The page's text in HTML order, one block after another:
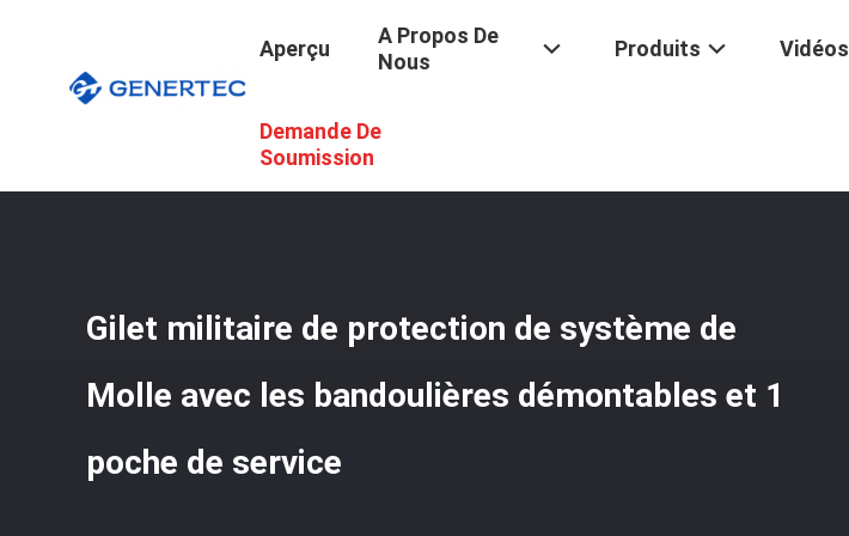
Aperçu
A Propos De
Nous
Produits Vidéos
Demande De
Soumission
Gilet Tactique De Combat
Gilet militaire de protection de système de
Molle avec les bandoulières démontables et 1
poche de service